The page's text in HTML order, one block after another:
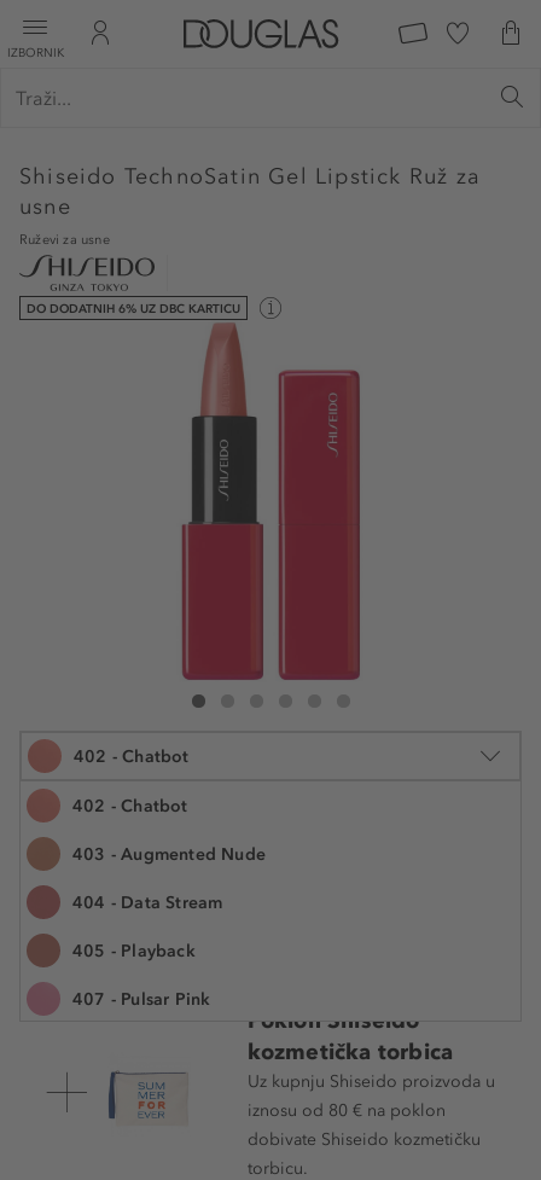
IZBORNIK
Shiseido TechnoSatin Gel Lipstick Ruž za
usne
Ruževi za usne
DO DODATNIH 6% UZ DBC KARTICU
Shiseido TechnoSatin Gel Lipstick
402 - Chatbot
402 - Chatbot
403 - Augmented Nude
404 - Data Stream
405 - Playback
407 - Pulsar Pink
409 - Harmonic Drive
4 g
Poklon Shiseido
kozmetička torbica
Uz kupnju Shiseido proizvoda u
iznosu od 80 € na poklon
dobivate Shiseido kozmetičku
torbicu.